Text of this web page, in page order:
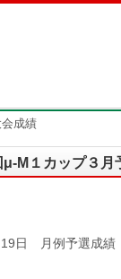
成績
μ-M１カップ３月
日 月例予選成績